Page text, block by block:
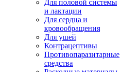
Для половой системы
и лактации
Для сердца и
кровообращения
Для ушей
Контрацептивы
Противопаразитарные
средства